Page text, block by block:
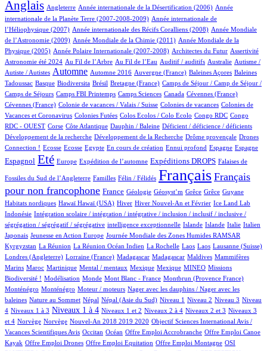
Anglais
64/915 Angleterre
6/915 Année internationale de la Désertification (2006)
14/915
Année
internationale de la Planète Terre (2007-2008-2009)
4/915
Année internationale de
l’Héliophysique (2007)
1/915 Année internationale des Récifs Coralliens (2008)
11/915
Année Mondiale
de l’Astronomie (2009)
2/915 Année Mondiale de la Chimie (2011)
15/915
Année Mondiale de la
Physique (2005)
6/915 Année Polaire Internationale (2007-2008)
3/915 Architectes du Futur
2/915 Assertivité
75/915
Astronomie été 2024
24/915 Au Fil de l’Arbre
18/915 Au Fil de l’Eau
2/915 Auditif / auditifs
1/915 Australie
2/915
Autisme /
Autiste / Autistes
426/915 Automne
4/915 Automne 2016
4/915 Auvergne (France)
1/915 Baleines Açores
2/915
Baleines
Tadoussac
1/915 Basque
77/915 Biodiversita
1/915 Brésil
13/915 Bretagne (France)
109/915
Camps de Séjour / Camp de Séjour /
Camps de Séjours
5/915 Camps FBI Printemps
12/915 Camps Sciences
4/915 Canada
2/915 Cévennes (France)
1/915
Cévennes (France)
1/915 Colonie de vacances / Valais / Suisse
4/915 Colonies de vacances
3/915
Colonies de
Vacances et Coronavirus
1/915 Colonies Futées
1/915 Colos Ecolos / Colo Ecolo
1/915 Congo RDC
2/915
Congo
RDC - OUEST
1/915 Corse
16/915 Côte Atlantique
1/915 Dauphin / Baleine
2/915 Déficient / déficience / déficients
1/915
Développement de la recherche
1/915 Développement de la Recherche
1/915 Drôme provençale
14/915
Drones
Connection !
1/915 Ecosse
1/915 Ecosse
1/915 Egypte
14/915 En cours de création
2/915 Ennui profond
19/915 Espagne
13/915 Espagne
252/915
Espagnol
699/915 Eté
10/915 Europe
174/915 Expédition de l’automne
261/915 Expéditions DROPS
4/915 Falaises de
Fossiles du Sud de l’Angleterre Familles Félin / Félidés Français Français
pour non francophone
286/915 France
36/915 Géologie
1/915 Géosyst’m
1/915 Grêce
1/915 Grêce
1/915 Guyane
2/915
Habitats nordiques
2/915 Hawaï
2/915 Hawaï (USA)
151/915 Hiver
23/915 Hiver Nouvel-An et Février
9/915 Ice Land Lab
2/915
Indonésie
2/915
Intégration scolaire / intégration / intégrative / inclusion / inclusif / inclusive /
ségrégation / ségrégatif / ségrégative
2/915 intelligence exceptionnelle
10/915 Islande
9/915 Islande
9/915 Italie
76/915 Italien
5/915
Japonais
2/915 Jeunesse en Action Europe
5/915 Journée Mondiale des Zones Humides RAMSAR
101/915
Kyrgyzstan
5/915 La Réunion
3/915 La Réunion Océan Indien
1/915 La Rochelle
1/915 Laos
1/915 Laos
2/915 Lausanne (Suisse)
60/915
Londres (Angleterre)
1/915 Lorraine (France)
5/915 Madagascar
5/915 Madagascar
1/915 Maldives
2/915
Mammifères
Marins
9/915 Maroc
8/915 Martinique
2/915 Mental / mentaux
1/915 Mexique
1/915 Mexique
28/915 MINEO
38/915
Missions
Biodiversité !
2/915 Modélisation
4/915 Monde
1/915 Mont Blanc - France
9/915 Montbrun (Provence France)
11/915
Monténégro
11/915 Monténégro
2/915 Moteur / moteurs
1/915
Nager avec les dauphins / Nager avec les
baleines
3/915 Nature au Sommet
15/915 Népal
15/915 Népal (Asie du Sud)
11/915 Niveau 1
12/915 Niveau 2
12/915 Niveau 3
112/915
Niveau
4
130/915
Niveaux 1 à 3
388/915 Niveaux 1 à 4
14/915 Niveaux 1 et 2
47/915 Niveaux 2 à 4
15/915 Niveaux 2 et 3
156/915
Niveaux 3
et 4
2/915Norvège
2/915 Norvège
13/915 Nouvel-An 2018 2019 2020
1/915
Objectif Sciences International Avis /
Vacances Scientifiques Avis
8/915 Occitan
177/915 Océan
1/915 Offre Emploi Accrobranche
1/915
Offre Emploi Canoe
Kayak
1/915Offre Emploi Drones
2/915 Offre Emploi Equitation
1/915 Offre Emploi Montagne
109/915
OSI